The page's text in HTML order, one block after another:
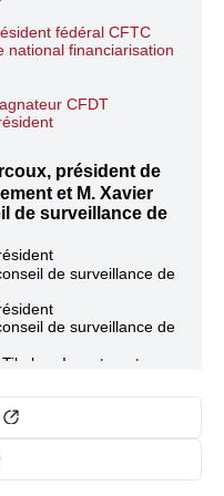
fédéral CFTC
national financiarisation
CFDT
président de
et M. Xavier
de surveillance de
de surveillance de
de surveillance de
Investment
de surveillance de
Investment